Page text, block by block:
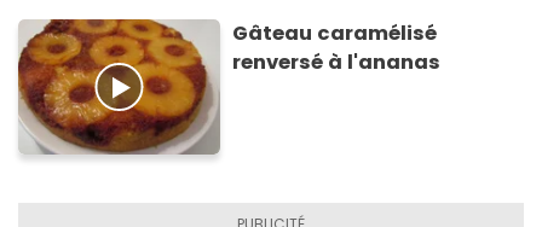
Gâteau caramélisé
renversé à l'ananas